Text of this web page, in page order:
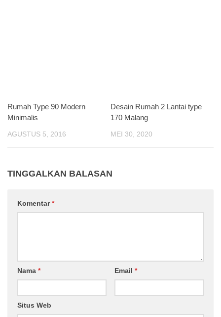
Rumah Type 90 Modern
Minimalis
AGUSTUS 5, 2016
Desain Rumah 2 Lantai type
170 Malang
MEI 30, 2020
TINGGALKAN BALASAN
Komentar*
Nama * Email *
Situs Web